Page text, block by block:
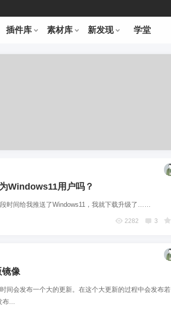
插件库 素材库 新发现 学堂
Windows11用户吗？
时间给我推送了Windows11，我就下载升级了……
2282 3
像
间会发布一个大的更新。在这个大更新的过程中会发布若
布...